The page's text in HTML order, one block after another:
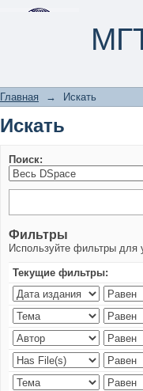
Искать
Главная → Искать
Искать
Поиск:
Фильтры
Используйте фильтры для
Текущие фильтры: